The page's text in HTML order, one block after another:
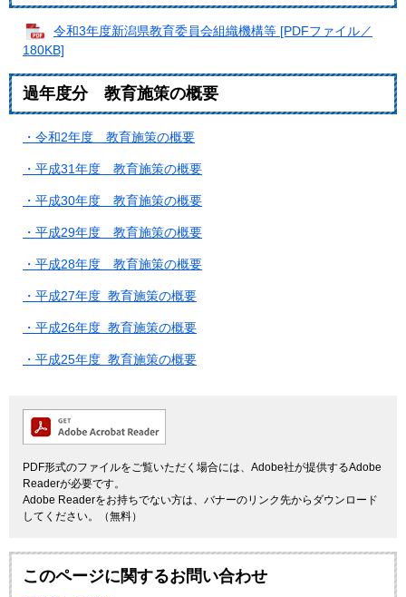
令和3年度新潟県教育委員会組織機構等 [PDFファイル／
180KB]
過年度分 教育施策の概要
・令和2年度 教育施策の概要
・平成31年度 教育施策の概要
・平成30年度 教育施策の概要
・平成29年度 教育施策の概要
・平成28年度 教育施策の概要
・平成27年度 教育施策の概要
・平成26年度 教育施策の概要
・平成25年度 教育施策の概要
PDF形式のファイルをご覧いただく場合には、Adobe社が提供するAdobe
Readerが必要です。
Adobe Readerをお持ちでない方は、バナーのリンク先からダウンロード
してください。（無料）
このページに関するお問い合わせ